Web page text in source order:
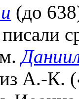
(до
А.-К.